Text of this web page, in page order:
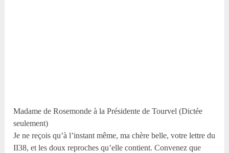
Madame de Rosemonde à la Présidente de Tourvel (Dictée
seulement)
Je ne reçois qu’à l’instant même, ma chère belle, votre lettre du
II38, et les doux reproches qu’elle contient. Convenez que